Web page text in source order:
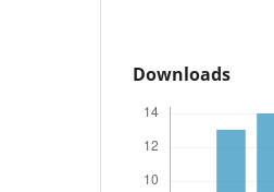
Downloads